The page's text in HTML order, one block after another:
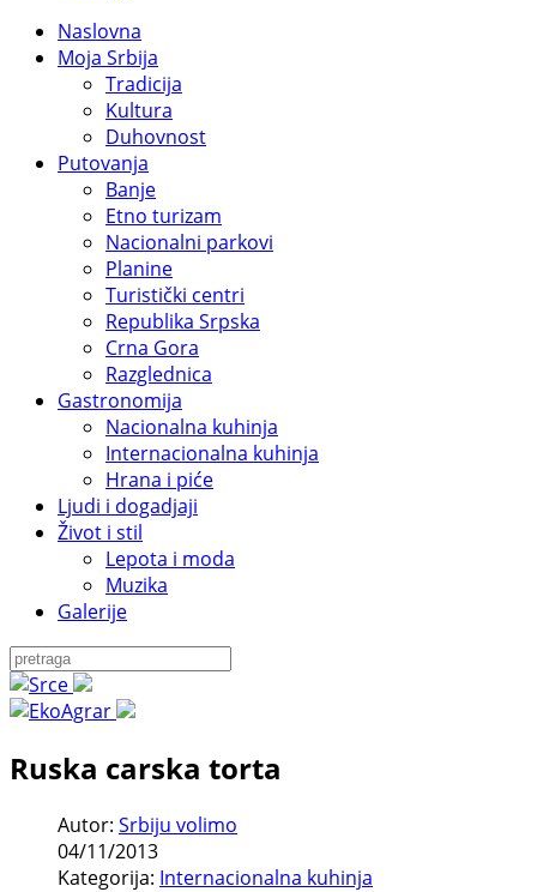
Naslovna
Moja Srbija
Tradicija
Kultura
Duhovnost
Putovanja
Banje
Etno turizam
Nacionalni parkovi
Planine
Turistički centri
Republika Srpska
Crna Gora
Razglednica
Gastronomija
Nacionalna kuhinja
Internacionalna kuhinja
Hrana i piće
Ljudi i dogadjaji
Život i stil
Lepota i moda
Muzika
Galerije
Ruska carska torta
Autor: Srbiju volimo
04/11/2013
Kategorija: Internacionalna kuhinja